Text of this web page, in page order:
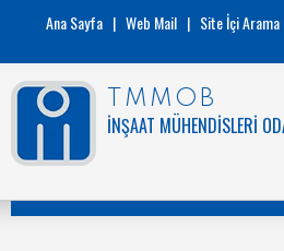
Ana Sayfa | Web Mail | Site İçi Arama
TMMOB
İNŞAAT MÜHENDİSLERİ